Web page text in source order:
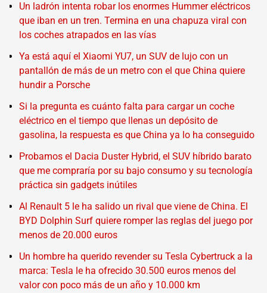
Un ladrón intenta robar los enormes Hummer eléctricos
que iban en un tren. Termina en una chapuza viral con
los coches atrapados en las vías
Ya está aquí el Xiaomi YU7, un SUV de lujo con un
pantallón de más de un metro con el que China quiere
hundir a Porsche
Si la pregunta es cuánto falta para cargar un coche
eléctrico en el tiempo que llenas un depósito de
gasolina, la respuesta es que China ya lo ha conseguido
Probamos el Dacia Duster Hybrid, el SUV híbrido barato
que me compraría por su bajo consumo y su tecnología
práctica sin gadgets inútiles
Al Renault 5 le ha salido un rival que viene de China. El
BYD Dolphin Surf quiere romper las reglas del juego por
menos de 20.000 euros
Un hombre ha querido revender su Tesla Cybertruck a la
marca: Tesla le ha ofrecido 30.500 euros menos del
valor con poco más de un año y 10.000 km